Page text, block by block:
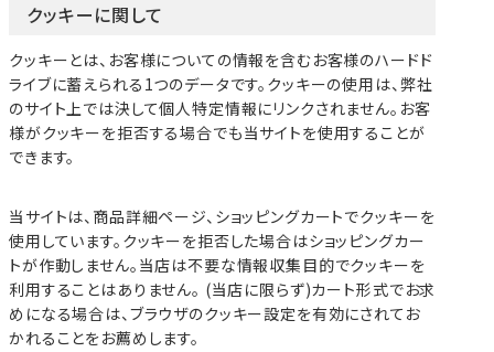
クッキーに関して
クッキーとは、お客様についての情報を含むお客様のハードド
ライブに蓄えられる1つのデータです。クッキーの使用は、弊社
のサイト上では決して個人特定情報にリンクされません。お客
様がクッキーを拒否する場合でも当サイトを使用することが
できます。
当サイトは、商品詳細ページ、ショッピングカートでクッキーを
使用しています。クッキーを拒否した場合はショッピングカー
トが作動しません。当店は不要な情報収集目的でクッキーを
利用することはありません。 (当店に限らず)カート形式でお求
めになる場合は、ブラウザのクッキー設定を有効にされてお
かれることをお薦めします。